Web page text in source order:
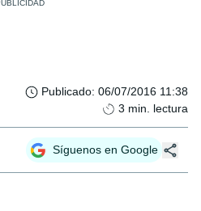
Publicado: 06/07/2016 11:38
3 min. lectura
Síguenos en Google